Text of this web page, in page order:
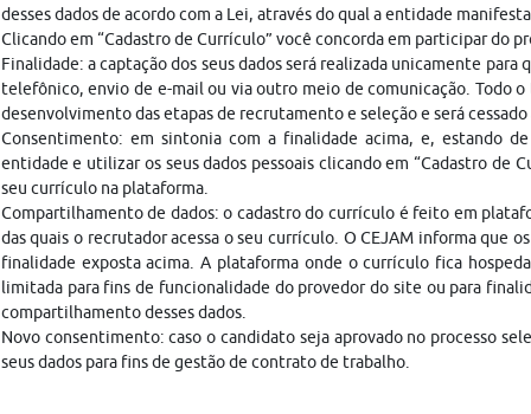
desses dados de acordo com a Lei, através do qual a entidade
Clicando em “Cadastro de Currículo” você concorda em participar do
Finalidade: a captação dos seus dados será realizada unicamente
telefônico, envio de e-mail ou via outro meio de comunicação. Todo
desenvolvimento das etapas de recrutamento e seleção e será
Consentimento: em sintonia com a finalidade acima, e, estando
entidade e utilizar os seus dados pessoais clicando em “Cadastro de
seu currículo na plataforma.
Compartilhamento de dados: o cadastro do currículo é feito em
das quais o recrutador acessa o seu currículo. O CEJAM informa que
finalidade exposta acima. A plataforma onde o currículo fica
limitada para fins de funcionalidade do provedor do site ou para
compartilhamento desses dados.
Novo consentimento: caso o candidato seja aprovado no processo
seus dados para fins de gestão de contrato de trabalho.